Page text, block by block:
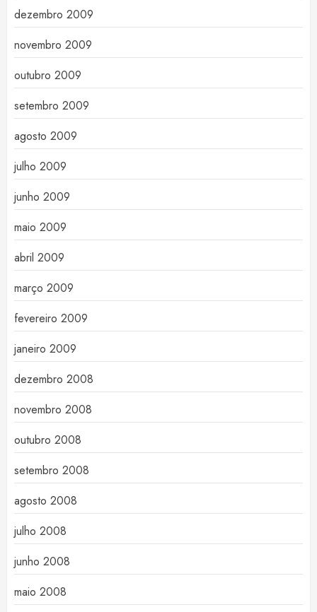
dezembro 2009
novembro 2009
outubro 2009
setembro 2009
agosto 2009
julho 2009
junho 2009
maio 2009
abril 2009
março 2009
fevereiro 2009
janeiro 2009
dezembro 2008
novembro 2008
outubro 2008
setembro 2008
agosto 2008
julho 2008
junho 2008
maio 2008